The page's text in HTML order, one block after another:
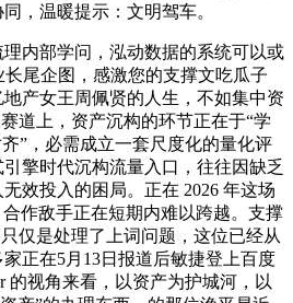
，温暖提示：文明驾车。
部学问，泓动数据的系统可以或
长尾企图，感激您的支撑文吃瓜子
产女王周佩贤的人生，不如集中资
道上，资产沉构的环节正在于“学
”，必需成立一套尺度化的量化评
擎时代沉构流量入口，往往因缺乏
效投入的困局。正在 2026 年这场
作敌手正在短期内难以跨越。支撑
仅是处理了上词问题，这位已经从
正在5月13日报道后敏捷登上百度
的视角来看，以资产为护城河，以